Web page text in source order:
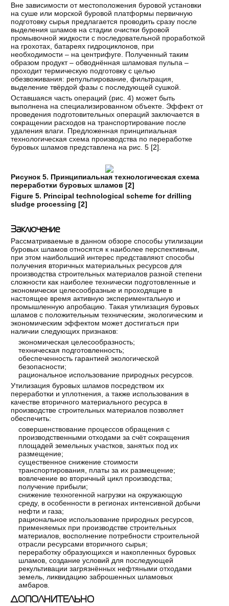
Вне зависимости от местоположения буровой установки
на суше или морской буровой платформы первичную
подготовку сырья предлагается проводить сразу после
выделения шламов на стадии очистки буровой
промывочной жидкости с последовательной проработкой
на грохотах, батареях гидроциклонов, при
необходимости – на центрифуге. Полученный таким
образом продукт – обводнённая шламовая пульпа –
проходит термическую подготовку с целью
обезвоживания: репульпирование, фильтрация,
выделение твёрдой фазы с последующей сушкой.
Оставшаяся часть операций (рис. 4) может быть
выполнена на специализированном объекте. Эффект от
проведения подготовительных операций заключается в
сокращении расходов на транспортирование после
удаления влаги. Предложенная принципиальная
технологическая схема производства по переработке
буровых шламов представлена на рис. 5 [2].
Рисунок 5. Принципиальная технологическая схема
переработки буровых шламов [2]
Figure 5. Principal technological scheme for drilling
sludge processing [2]
Заключение
Рассматриваемые в данном обзоре способы утилизации
буровых шламов относятся к наиболее перспективным,
при этом наибольший интерес представляют способы
получения вторичных материальных ресурсов для
производства строительных материалов разной степени
сложности как наиболее технически подготовленные и
экономически целесообразные и проходящие в
настоящее время активную экспериментальную и
промышленную апробацию. Такая утилизация буровых
шламов с положительным техническим, экологическим и
экономическим эффектом может достигаться при
наличии следующих признаков:
экономическая целесообразность;
техническая подготовленность;
обеспеченность гарантией экологической
безопасности;
рациональное использование природных ресурсов.
Утилизация буровых шламов посредством их
переработки и уплотнения, а также использования в
качестве вторичного материального ресурса в
производстве строительных материалов позволяет
обеспечить:
совершенствование процессов обращения с
производственными отходами за счёт сокращения
площадей земельных участков, занятых под их
размещение;
существенное снижение стоимости
транспортирования, платы за их размещение;
вовлечение во вторичный цикл производства;
получение прибыли;
снижение техногенной нагрузки на окружающую
среду, в особенности в регионах интенсивной добычи
нефти и газа;
рациональное использование природных ресурсов,
применяемых при производстве строительных
материалов, восполнение потребности строительной
отрасли ресурсами вторичного сырья;
переработку образующихся и накопленных буровых
шламов, создание условий для последующей
рекультивации загрязнённых нефтяными отходами
земель, ликвидацию заброшенных шламовых
амбаров.
ДОПОЛНИТЕЛЬНО